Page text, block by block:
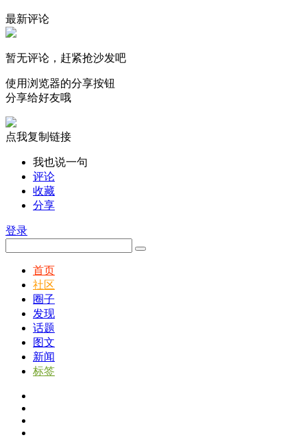
最新评论
暂无评论，赶紧抢沙发吧
使用浏览器的分享按钮
分享给好友哦
点我复制链接
我也说一句
评论
收藏
分享
登录
首页
社区
圈子
发现
话题
图文
新闻
标签